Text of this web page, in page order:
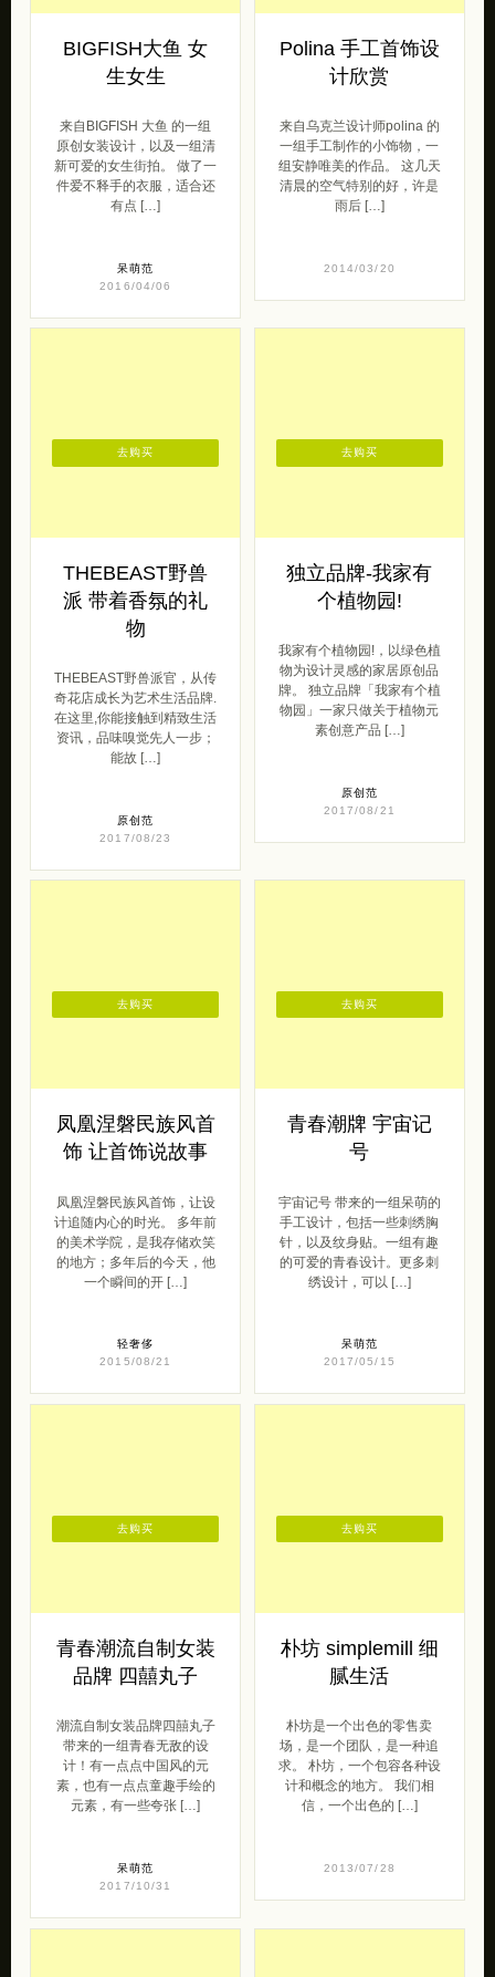
BIGFISH大鱼 女
生女生
来自BIGFISH 大鱼 的一组
原创女装设计，以及一组清
新可爱的女生街拍。 做了一
件爱不释手的衣服，适合还
有点 […]
呆萌范
2016/04/06
Polina 手工首饰设
计欣赏
来自乌克兰设计师polina 的
一组手工制作的小饰物，一
组安静唯美的作品。 这几天
清晨的空气特别的好，许是
雨后 […]
2014/03/20
THEBEAST野兽
派 带着香氛的礼
物
THEBEAST野兽派官，从传
奇花店成长为艺术生活品牌.
在这里,你能接触到精致生活
资讯，品味嗅觉先人一步；
能故 […]
原创范
2017/08/23
去购买
独立品牌-我家有
个植物园!
我家有个植物园!，以绿色植
物为设计灵感的家居原创品
牌。 独立品牌「我家有个植
物园」一家只做关于植物元
素创意产品 […]
原创范
2017/08/21
去购买
凤凰涅磐民族风首
饰 让首饰说故事
凤凰涅磐民族风首饰，让设
计追随内心的时光。 多年前
的美术学院，是我存储欢笑
的地方；多年后的今天，他
一个瞬间的开 […]
轻奢侈
2015/08/21
去购买
青春潮牌 宇宙记
号
宇宙记号 带来的一组呆萌的
手工设计，包括一些刺绣胸
针，以及纹身贴。一组有趣
的可爱的青春设计。更多刺
绣设计，可以 […]
呆萌范
2017/05/15
去购买
青春潮流自制女装
品牌 四囍丸子
潮流自制女装品牌四囍丸子
带来的一组青春无敌的设
计！有一点点中国风的元
素，也有一点点童趣手绘的
元素，有一些夸张 […]
呆萌范
2017/10/31
去购买
朴坊 simplemill 细
腻生活
朴坊是一个出色的零售卖
场，是一个团队，是一种追
求。 朴坊，一个包容各种设
计和概念的地方。 我们相
信，一个出色的 […]
2013/07/28
去购买